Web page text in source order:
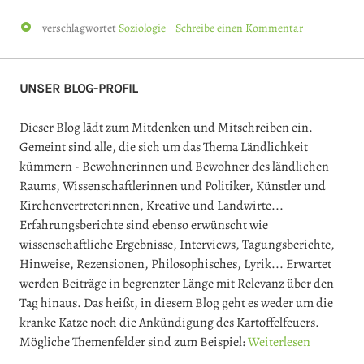
Kurzmitteilung
verschlagwortet Soziologie Schreibe einen Kommentar
UNSER BLOG-PROFIL
Dieser Blog lädt zum Mitdenken und Mitschreiben ein.
Gemeint sind alle, die sich um das Thema Ländlichkeit
kümmern - Bewohnerinnen und Bewohner des ländlichen
Raums, Wissenschaftlerinnen und Politiker, Künstler und
Kirchenvertreterinnen, Kreative und Landwirte...
Erfahrungsberichte sind ebenso erwünscht wie
wissenschaftliche Ergebnisse, Interviews, Tagungsberichte,
Hinweise, Rezensionen, Philosophisches, Lyrik... Erwartet
werden Beiträge in begrenzter Länge mit Relevanz über den
Tag hinaus. Das heißt, in diesem Blog geht es weder um die
kranke Katze noch die Ankündigung des Kartoffelfeuers.
Mögliche Themenfelder sind zum Beispiel:Weiterlesen